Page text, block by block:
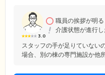
3.0
職員の挨拶が明る
介護状態が進行し
スタッフの手が足りていない
場合、別の棟の専門施設か他